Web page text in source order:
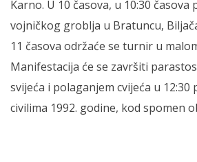
Karno. U 10 časova, u 10:30
vojničkog groblja u Bratuncu,
11 časova održaće se turnir u
Manifestacija će se završiti
svijeća i polaganjem cvijeća u
civilima 1992. godine, kod spomen